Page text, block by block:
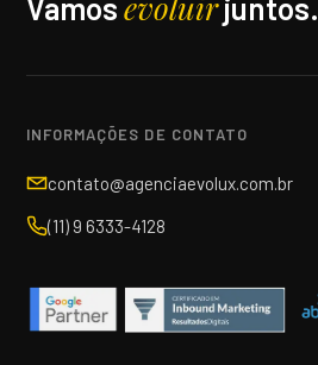
Vamos
juntos.
INFORMAÇÕES DE CONTATO
contato@agenciaevolux.com.br
(11) 9 6333-4128